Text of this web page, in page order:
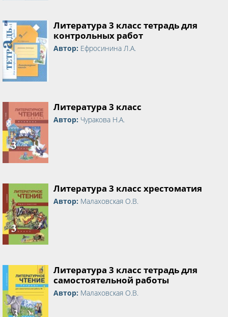
Литература 3 класс тетрадь для
контрольных работ
Автор: Ефросинина Л.А.
Литература 3 класс
Автор: Чуракова Н.А.
Литература 3 класс хрестоматия
Автор: Малаховская О.В.
Литература 3 класс тетрадь для
самостоятельной работы
Автор: Малаховская О.В.